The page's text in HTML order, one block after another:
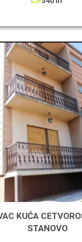
KUĆA
STANOVO